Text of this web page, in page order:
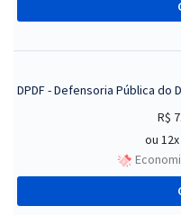
DPDF - Defensoria Pública
R$
ou